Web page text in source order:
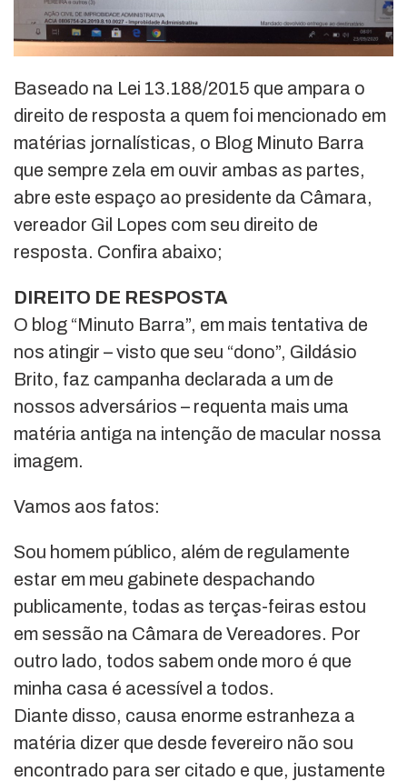
Baseado na Lei 13.188/2015 que ampara o
direito de resposta a quem foi mencionado em
matérias jornalísticas, o Blog Minuto Barra
que sempre zela em ouvir ambas as partes,
abre este espaço ao presidente da Câmara,
vereador Gil Lopes com seu direito de
resposta. Confira abaixo;
DIREITO DE RESPOSTA
O blog “Minuto Barra”, em mais tentativa de
nos atingir – visto que seu “dono”, Gildásio
Brito, faz campanha declarada a um de
nossos adversários – requenta mais uma
matéria antiga na intenção de macular nossa
imagem.
Vamos aos fatos:
Sou homem público, além de regulamente
estar em meu gabinete despachando
publicamente, todas as terças-feiras estou
em sessão na Câmara de Vereadores. Por
outro lado, todos sabem onde moro é que
minha casa é acessível a todos.
Diante disso, causa enorme estranheza a
matéria dizer que desde fevereiro não sou
encontrado para ser citado e que, justamente